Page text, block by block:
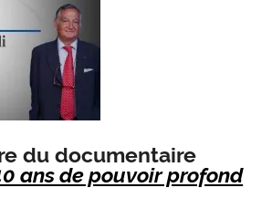
du documentaire
ans de pouvoir profond